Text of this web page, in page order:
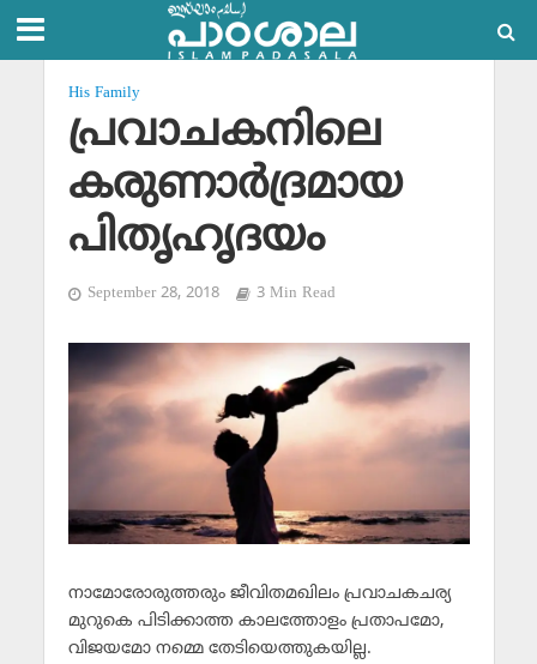
His Family
പ്രവാചകനിലെ
കരുണാര്‍ദ്രമായ
പിതൃഹൃദയം
September 28, 2018 3 Min Read
നാമോരോരുത്തരും ജീവിതമഖിലം പ്രവാചകചര്യ
മുറുകെ പിടിക്കാത്ത കാലത്തോളം പ്രതാപമോ,
വിജയമോ നമ്മെ തേടിയെത്തുകയില്ല.